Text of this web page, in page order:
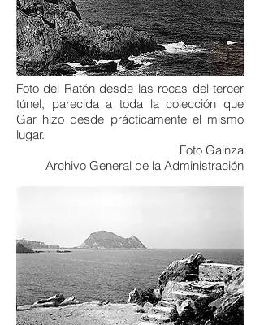
Foto del Ratón desde las rocas del tercer
túnel, parecida a toda la colección que
Gar hizo desde prácticamente el mismo
lugar.
Foto Gainza
Archivo General de la Administración